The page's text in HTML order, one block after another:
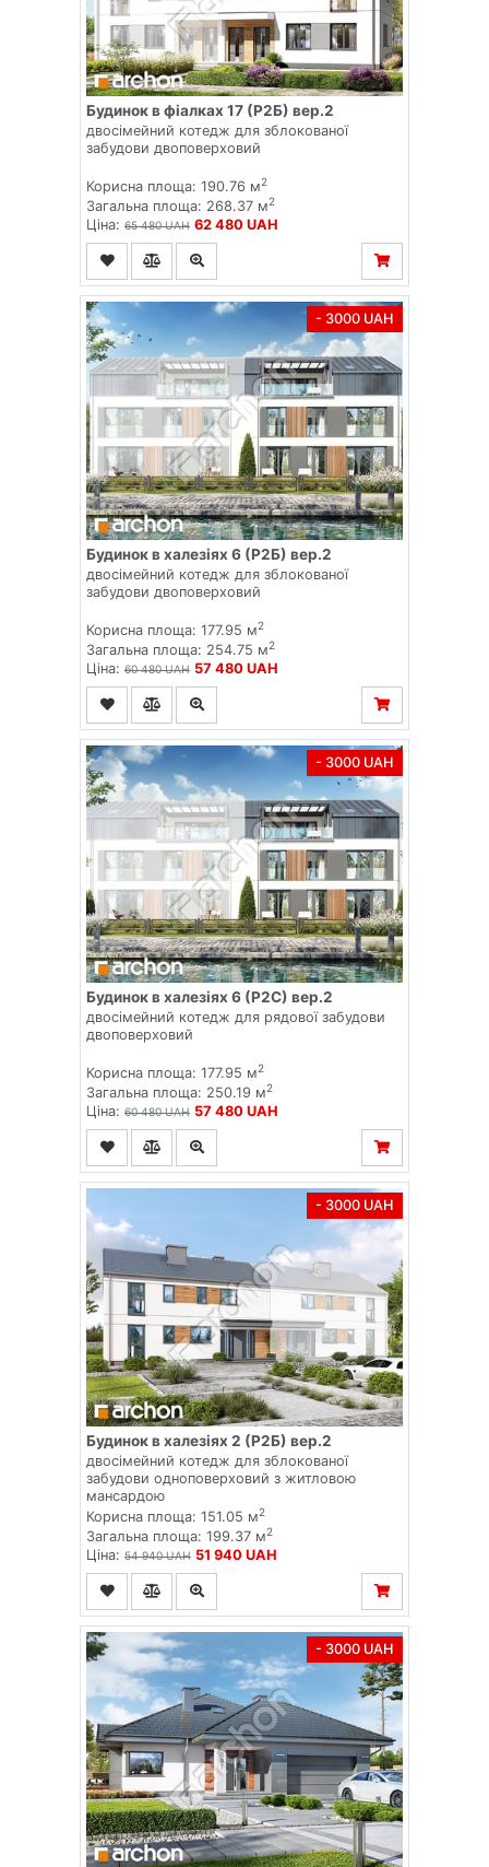
Будинок в фіалках 17 (Р2Б) вер.2
двосімейний котедж для зблокованої
забудови двоповерховий
Корисна площа: 190.76 м2
Загальна площа: 268.37 м2
Ціна: 65 480 UAH 62 480 UAH
- 3000 UAH
Будинок в халезіях 6 (Р2Б) вер.2
двосімейний котедж для зблокованої
забудови двоповерховий
Корисна площа: 177.95 м2
Загальна площа: 254.75 м2
Ціна: 60 480 UAH 57 480 UAH
- 3000 UAH
Будинок в халезіях 6 (Р2С) вер.2
двосімейний котедж для рядової забудови
двоповерховий
Корисна площа: 177.95 м2
Загальна площа: 250.19 м2
Ціна: 60 480 UAH 57 480 UAH
- 3000 UAH
Будинок в халезіях 2 (Р2Б) вер.2
двосімейний котедж для зблокованої
забудови одноповерховий з житловою
мансардою
Корисна площа: 151.05 м2
Загальна площа: 199.37 м2
Ціна: 54 940 UAH 51 940 UAH
- 3000 UAH